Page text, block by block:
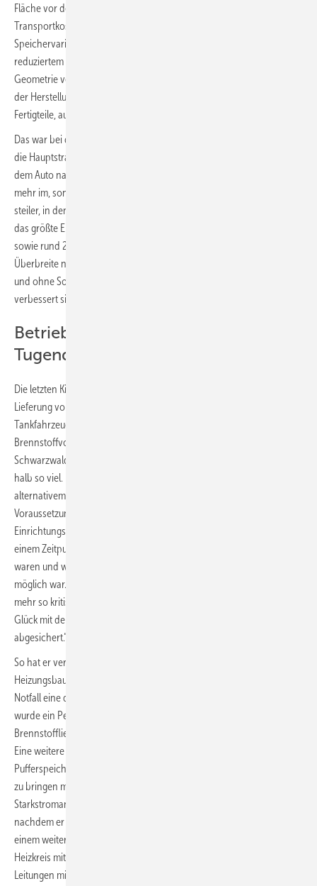
Fläche vor dem neuen Saal entstand. Im Hinblick auf Platzbedarf und
Transportkosten ist der Ovalbehälter eine optimierte
Speichervariante bisheriger Typen des Herstellers Mall. Denn mit
reduziertem Gewicht und einer für LKW-Transporte verbesserten
Geometrie verringern sich der Aufwand von Material und Energie bei
der Herstellung sowie die Zahl der Fahrten bei der Lieferung der
Fertigteile, aus denen der Behälter besteht.
Das war bei dieser abgelegenen Baustelle ein großer Vorteil. Denn wer
die Hauptstraße zwischen Schopfheim und Feldberg verlässt und mit
dem Auto nach 20 Minuten auf der Schweigmatt ankommt, ist nicht
mehr im, sondern auf dem Schwarzwald. Die Strecke wird enger und
steiler, in den Kurven zunehmend winkelig und unübersichtlich. Und
das größte Einzelteil der Lieferung hat 8,00 m Länge, 2,48 m Breite
sowie rund 22 Tonnen Gewicht. Doch auch dieses verursacht weder
Überbreite noch Übergewicht, daher erfolgt der Transport preiswert
und ohne Sondergenehmigung zum Einbauort. In der Folge
verbessert sich die Ökobilanz und der Preis des Pelletspeichers.
Betriebsweise: Aus der Not eine
Tugend gemacht
Die letzten Kilometer dieser Strecke bedeuten auch eine erschwerte
Lieferung von Holzpellets durch die üblicherweise großen
Tankfahrzeuge, insbesondere im Winter nach heftigem Schneefall. Ein
Brennstoffvorrat von drei Monaten wäre in den Hochlagen des
Schwarzwalds wünschenswert, doch der gewählte Speicher fasst nur
halb so viel. Eine bivalente Heizung mit zusätzlichem Kessel und
alternativem Brennstoff für den Notfall scheint gerade unter diesen
Voraussetzungen zwingend, ist aber nicht vorhanden. Dazu stellt der
Einrichtungsleiter Falk Stein fest, dass er die Geschäftsführung zu
einem Zeitpunkt übernommen hat, als die Weichen schon gestellt
waren und wegen des Baufortschritts eine Umkehr nicht mehr
möglich war. „Nach zwei Heizperioden sehe ich die Situation nicht
mehr so kritisch. Wir hatten in den zurückliegenden Winterperioden
Glück mit dem Wetter. Wir haben uns aber mittlerweile auch
abgesichert.“
So hat er vertraglich vereinbart, dass ein benachbarter
Heizungsbauer, der zwei mobile Heizzentralen bereitstehen hat, im
Notfall eine davon innerhalb von 12 Stunden installiert. Außerdem
wurde ein Pelletvorrat mit Sackware angelegt, falls sich die
Brennstofflieferung z. B. durch starken Schneefall verzögern würde.
Eine weitere mögliche Option wäre: Das Nahwärmenetz mit seinen
Pufferspeichern kurzzeitig elektrisch auf die erforderliche Temperatur
zu bringen mit Hilfe des im Heizraum vorhandenen
Starkstromanschlusses. Während der Baumaßnahmen, nur kurz
nachdem er seine Tätigkeit aufgenommen hatte, wurde Stein mit
einem weiteren ungewöhnlichen Detail konfrontiert: Für einen
Heizkreis mit großem Bedarf, weit vom Heizraum entfernt, waren
Leitungen mit zu geringem Durchmesser verlegt worden. Deshalb